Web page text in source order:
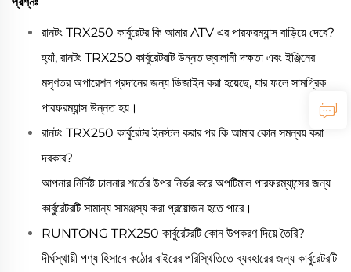
রানটং TRX250 কার্বুরেটর কি আমার ATV এর পারফরম্যান্স বাড়িয়ে দেবে?
হ্যাঁ, রানটং TRX250 কার্বুরেটরটি উন্নত জ্বালানী দক্ষতা এবং ইঞ্জিনের
মসৃণতর অপারেশন প্রদানের জন্য ডিজাইন করা হয়েছে, যার ফলে সামগ্রিক
পারফরম্যান্স উন্নত হয়।
রানটং TRX250 কার্বুরেটর ইনস্টল করার পর কি আমার কোন সমন্বয় করা
দরকার?
আপনার নির্দিষ্ট চালনার শর্তের উপর নির্ভর করে অপটিমাল পারফরম্যান্সের জন্য
কার্বুরেটরটি সামান্য সামঞ্জস্য করা প্রয়োজন হতে পারে।
RUNTONG TRX250 কার্বুরেটরটি কোন উপকরণ দিয়ে তৈরি?
দীর্ঘস্থায়ী পণ্য হিসাবে কঠোর বাইরের পরিস্থিতিতে ব্যবহারের জন্য কার্বুরেটরটি